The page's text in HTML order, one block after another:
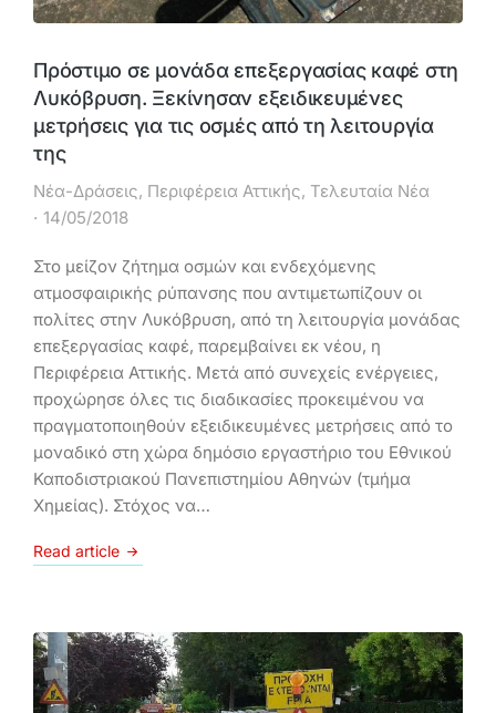
Πρόστιμο σε μονάδα επεξεργασίας καφέ στη
Λυκόβρυση. Ξεκίνησαν εξειδικευμένες
μετρήσεις για τις οσμές από τη λειτουργία
της
Νέα-Δράσεις, Περιφέρεια Αττικής, Τελευταία Νέα
14/05/2018
Στο μείζον ζήτημα οσμών και ενδεχόμενης
ατμοσφαιρικής ρύπανσης που αντιμετωπίζουν οι
πολίτες στην Λυκόβρυση, από τη λειτουργία μονάδας
επεξεργασίας καφέ, παρεμβαίνει εκ νέου, η
Περιφέρεια Αττικής. Μετά από συνεχείς ενέργειες,
προχώρησε όλες τις διαδικασίες προκειμένου να
πραγματοποιηθούν εξειδικευμένες μετρήσεις από το
μοναδικό στη χώρα δημόσιο εργαστήριο του Εθνικού
Καποδιστριακού Πανεπιστημίου Αθηνών (τμήμα
Χημείας). Στόχος να…
Read article